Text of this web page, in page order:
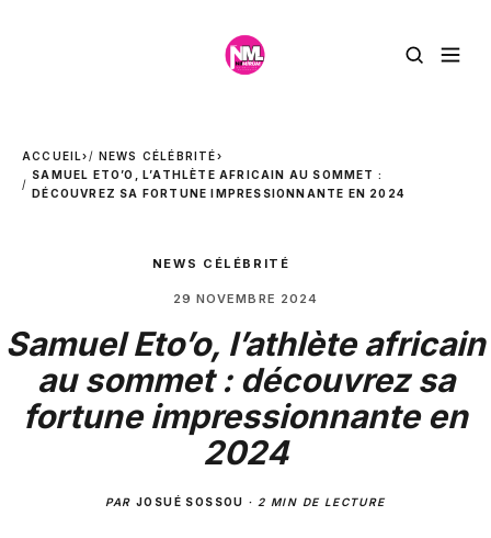
ACCUEIL› NEWS CÉLÉBRITÉ›
SAMUEL ETO’O, L’ATHLÈTE AFRICAIN AU SOMMET :
DÉCOUVREZ SA FORTUNE IMPRESSIONNANTE EN 2024
NEWS CÉLÉBRITÉ
29 NOVEMBRE 2024
Samuel Eto’o, l’athlète africain
au sommet : découvrez sa
fortune impressionnante en
2024
PARJOSUÉ SOSSOU · 2 MIN DE LECTURE